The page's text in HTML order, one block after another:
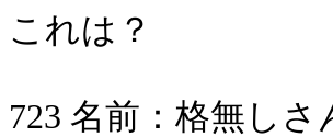
これは？
723 名前：格無しさ